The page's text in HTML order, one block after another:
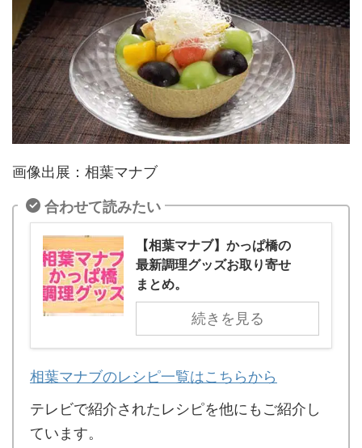
画像出展：相葉マナブ
合わせて読みたい
【相葉マナブ】かっぱ橋の
最新調理グッズお取り寄せ
まとめ。
続きを見る
相葉マナブのレシピ一覧はこちらから
テレビで紹介されたレシピを他にもご紹介し
ています。